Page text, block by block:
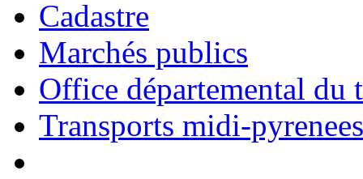
Cadastre
Marchés publics
Office départemental du
Transports midi-pyrenees